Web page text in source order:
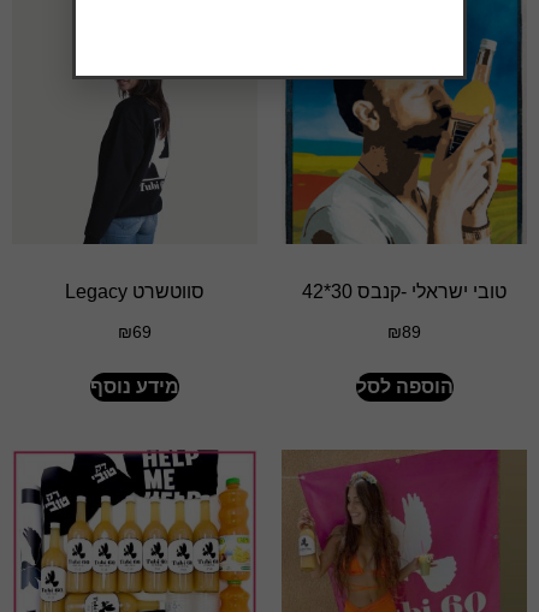
טובי ישראלי -קנבס 30*42
₪89
הוספה לסל
סווטשרט Legacy
₪69
מידע נוסף